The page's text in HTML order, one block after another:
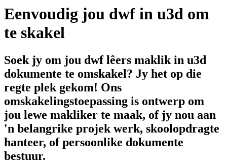
Eenvoudig jou dwf in u3d om
te skakel
Soek jy om jou dwf lêers maklik in u3d
dokumente te omskakel? Jy het op die
regte plek gekom! Ons
omskakelingstoepassing is ontwerp om
jou lewe makliker te maak, of jy nou aan
'n belangrike projek werk, skoolopdragte
hanteer, of persoonlike dokumente
bestuur.